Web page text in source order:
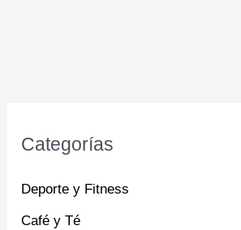
Categorías
Deporte y Fitness
Café y Té